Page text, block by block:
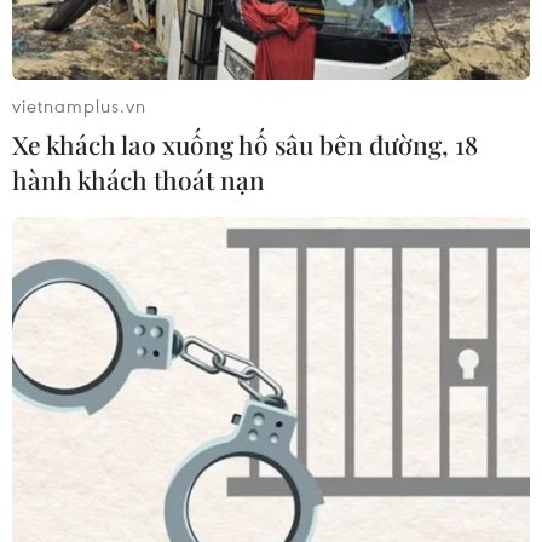
Tổng thống Trump thông báo thời
điểm Mỹ nối lại đàm phán với Iran
03/08/2026 00:50
Iran và Oman sắp đạt thỏa thuận về
tuyến hàng hải mới tại eo biển
Hormuz
02/08/2026 22:47
Xem thêm
vietnamplus.vn
Xe khách lao xuống hố sâu bên đường, 18
hành khách thoát nạn